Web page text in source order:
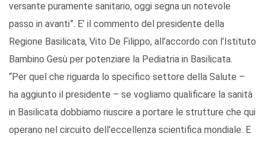
versante puramente sanitario, oggi segna un notevole
passo in avanti”. E’ il commento del presidente della
Regione Basilicata, Vito De Filippo, all’accordo con l’Istituto
Bambino Gesù per potenziare la Pediatria in Basilicata.
“Per quel che riguarda lo specifico settore della Salute –
ha aggiunto il presidente – se vogliamo qualificare la sanità
in Basilicata dobbiamo riuscire a portare le strutture che qui
operano nel circuito dell’eccellenza scientifica mondiale. E